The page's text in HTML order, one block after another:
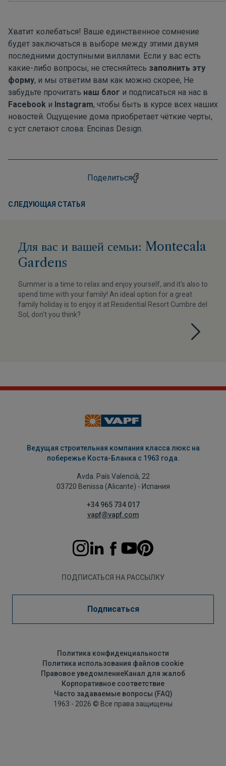
Хватит колебаться! Ваше единственное сомнение
будет заключаться в выборе между этими двумя
последними доступными виллами. Если у вас есть
какие-либо вопросы, не стесняйтесь заполнить эту
форму, и мы ответим вам как можно скорее, Не
забудьте прочитать наш блог и подписаться на нас в
Facebook и Instagram, чтобы быть в курсе всех наших
новостей. Ощущение дома приобретает чёткие черты,
с уст слетают слова: Encinas Design.
Поделиться
СЛЕДУЮЩАЯ СТАТЬЯ
Для вас и вашей семьи: Montecala
Gardens
Summer is a time to relax and enjoy yourself, and it's also to
spend time with your family! An ideal option for a great
family holiday is to enjoy it at Residential Resort Cumbre del
Sol, don't you think?
Ведущая строительная компания класса люкс на
побережье Коста-Бланка с 1963 года.
Avda. País Valencià, 22
03720 Benissa (Alicante) - Испания
+34 965 734 017
vapf@vapf.com
ПОДПИСАТЬСЯ НА РАССЫЛКУ
Подписаться
Политика конфиденциальности
Политика использования файлов cookie
Правовое уведомлениеКанал для жалоб
Корпоративное соответствие
Часто задаваемые вопросы (FAQ)
1963 - 2026 © Все права защищены